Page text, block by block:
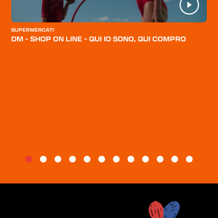
CATEGORIE
CHI SIAMO
SUPERMERCATI
DM - SHOP ON LINE - QUI IO SONO, QUI COMPRO